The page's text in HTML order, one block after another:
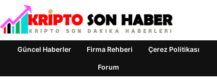
Güncel Haberler Firma Rehberi Çerez Politikası
Forum